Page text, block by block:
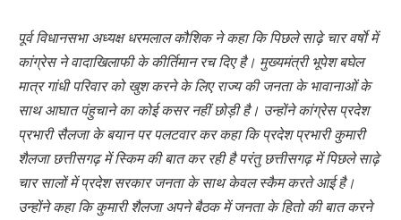
पूर्व विधानसभा अध्यक्ष धरमलाल कौशिक ने कहा कि पिछले साढ़े चार वर्षाे में
कांग्रेस ने वादाखिलाफी के कीर्तिमान रच दिए है। मुख्यमंत्री भूपेश बघेल
मात्र गांधी परिवार को खुश करने के लिए राज्य की जनता के भावानाओं के
साथ आघात पंहुचाने का कोई कसर नहीं छोड़ी है। उन्होंने कांग्रेस प्रदेश
प्रभारी सैलजा के बयान पर पलटवार कर कहा कि प्रदेश प्रभारी कुमारी
शैलजा छत्तीसगढ़ में स्किम की बात कर रही है परंतु छत्तीसगढ़ में पिछले साढ़े
चार सालों में प्रदेश सरकार जनता के साथ केवल स्कैम करते आई है।
उन्होंने कहा कि कुमारी शैलजा अपने बैठक में जनता के हितो की बात करने